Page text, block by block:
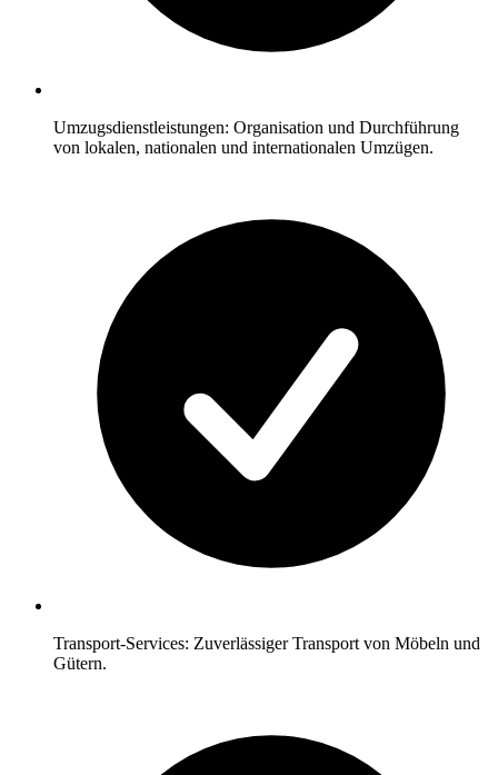
Umzugsdienstleistungen: Organisation und Durchführung
von lokalen, nationalen und internationalen Umzügen.
Transport-Services: Zuverlässiger Transport von Möbeln und
Gütern.